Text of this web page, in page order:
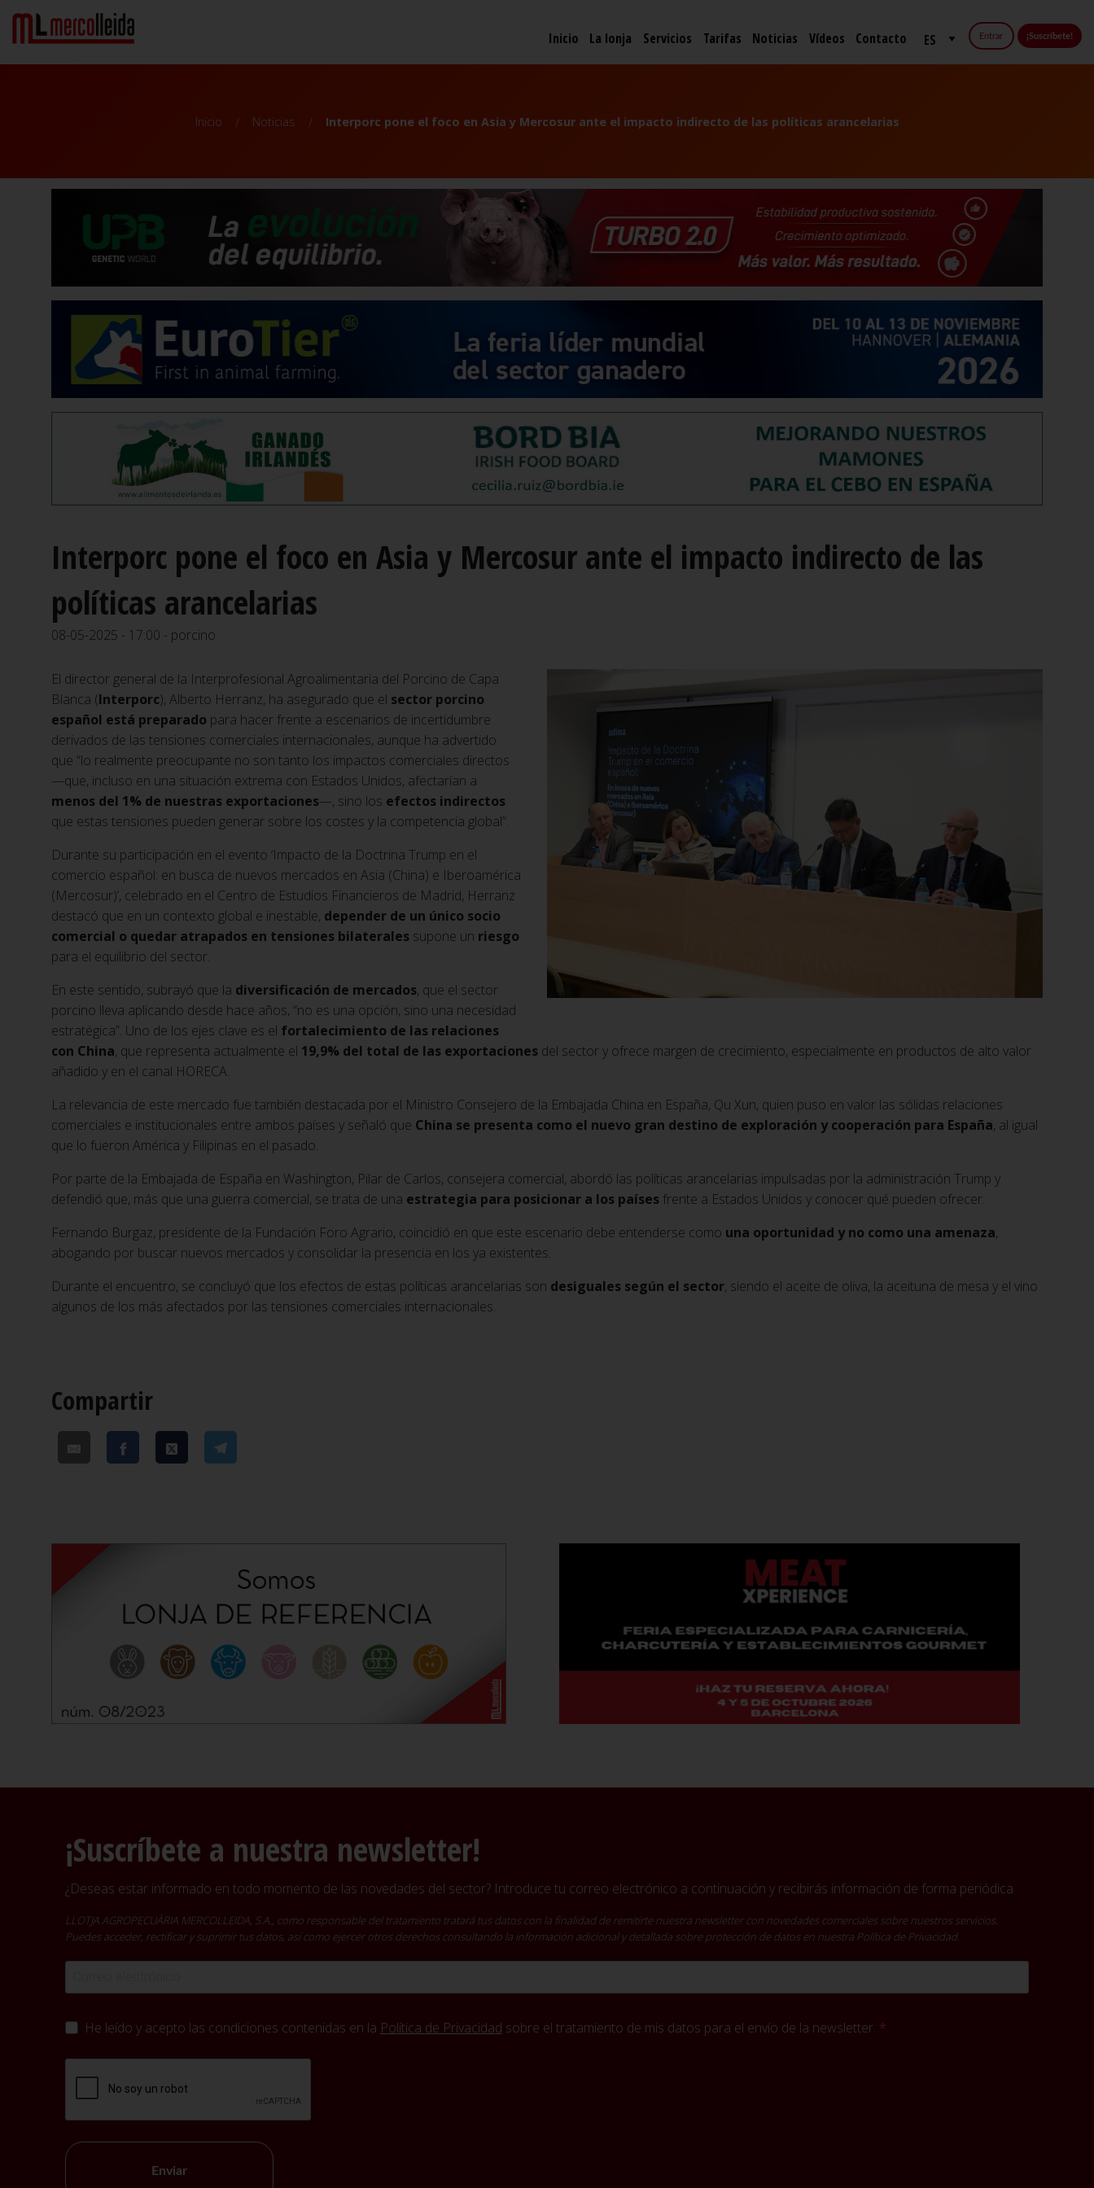
Entrar ¡Suscríbete!
Inicio La lonja Servicios Tarifas Noticias Vídeos Contacto
Inicio Noticias Interporc pone el foco en Asia y Mercosur ante el impacto indirecto de las políticas arancelarias
Interporc pone el foco en Asia y Mercosur ante el impacto indirecto de las
políticas arancelarias
08-05-2025 - 17:00 - porcino
El director general de la Interprofesional Agroalimentaria del Porcino de Capa
Blanca (Interporc), Alberto Herranz, ha asegurado que el sector porcino
español está preparado para hacer frente a escenarios de incertidumbre
derivados de las tensiones comerciales internacionales, aunque ha advertido
que “lo realmente preocupante no son tanto los impactos comerciales directos
—que, incluso en una situación extrema con Estados Unidos, afectarían a
menos del 1% de nuestras exportaciones—, sino los efectos indirectos
que estas tensiones pueden generar sobre los costes y la competencia global”.
Durante su participación en el evento ‘Impacto de la Doctrina Trump en el
comercio español: en busca de nuevos mercados en Asia (China) e Iberoamérica
(Mercosur)’, celebrado en el Centro de Estudios Financieros de Madrid, Herranz
destacó que en un contexto global e inestable, depender de un único socio
comercial o quedar atrapados en tensiones bilaterales supone un riesgo
para el equilibrio del sector.
En este sentido, subrayó que la diversificación de mercados, que el sector
porcino lleva aplicando desde hace años, “no es una opción, sino una necesidad
estratégica”. Uno de los ejes clave es el fortalecimiento de las relaciones
con China, que representa actualmente el 19,9% del total de las exportaciones del sector y ofrece margen de crecimiento, especialmente en productos de alto valor
añadido y en el canal HORECA.
La relevancia de este mercado fue también destacada por el Ministro Consejero de la Embajada China en España, Qu Xun, quien puso en valor las sólidas relaciones
comerciales e institucionales entre ambos países y señaló que China se presenta como el nuevo gran destino de exploración y cooperación para España, al igual
que lo fueron América y Filipinas en el pasado.
Por parte de la Embajada de España en Washington, Pilar de Carlos, consejera comercial, abordó las políticas arancelarias impulsadas por la administración Trump y
defendió que, más que una guerra comercial, se trata de una estrategia para posicionar a los países frente a Estados Unidos y conocer qué pueden ofrecer.
Fernando Burgaz, presidente de la Fundación Foro Agrario, coincidió en que este escenario debe entenderse como una oportunidad y no como una amenaza,
abogando por buscar nuevos mercados y consolidar la presencia en los ya existentes.
Durante el encuentro, se concluyó que los efectos de estas políticas arancelarias son desiguales según el sector, siendo el aceite de oliva, la aceituna de mesa y el vino
algunos de los más afectados por las tensiones comerciales internacionales.
Compartir
¡Suscríbete a nuestra newsletter!
¿Deseas estar informado en todo momento de las novedades del sector? Introduce tu correo electrónico a continuación y recibirás información de forma periódica
LLOTJA AGROPECUÀRIA MERCOLLEIDA, S.A., como responsable del tratamiento tratará tus datos con la finalidad de remitirte nuestra newsletter con novedades comerciales sobre nuestros servicios.
Puedes acceder, rectificar y suprimir tus datos, así como ejercer otros derechos consultando la información adicional y detallada sobre protección de datos en nuestra Política de Privacidad.
He leído y acepto las condiciones contenidas en la Política de Privacidad sobre el tratamiento de mis datos para el envío de la newsletter.
Enviar